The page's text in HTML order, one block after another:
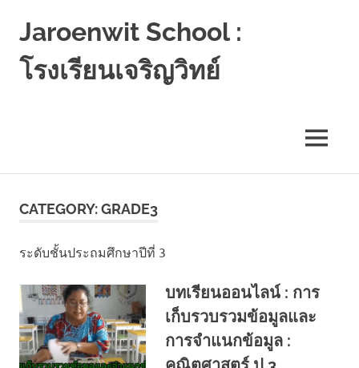
Jaroenwit School :
โรงเรียนเจริญวิทย์
MENU
CATEGORY:GRADE3
ระดับชั้นประถมศึกษาปีที่ 3
บทเรียนออนไลน์ : การ
เก็บรวบรวมข้อมูลและ
การจำแนกข้อมูล :